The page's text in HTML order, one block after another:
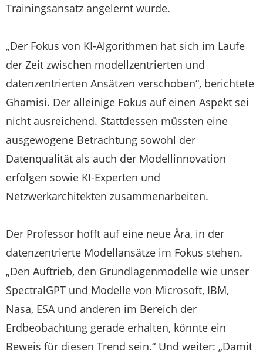
Trainingsansatz angelernt wurde.
„Der Fokus von KI-Algorithmen hat sich im Laufe
der Zeit zwischen modellzentrierten und
datenzentrierten Ansätzen verschoben“, berichtete
Ghamisi. Der alleinige Fokus auf einen Aspekt sei
nicht ausreichend. Stattdessen müssten eine
ausgewogene Betrachtung sowohl der
Datenqualität als auch der Modellinnovation
erfolgen sowie KI-Experten und
Netzwerkarchitekten zusammenarbeiten.
Der Professor hofft auf eine neue Ära, in der
datenzentrierte Modellansätze im Fokus stehen.
„Den Auftrieb, den Grundlagenmodelle wie unser
SpectralGPT und Modelle von Microsoft, IBM,
Nasa, ESA und anderen im Bereich der
Erdbeobachtung gerade erhalten, könnte ein
Beweis für diesen Trend sein.“ Und weiter: „Damit